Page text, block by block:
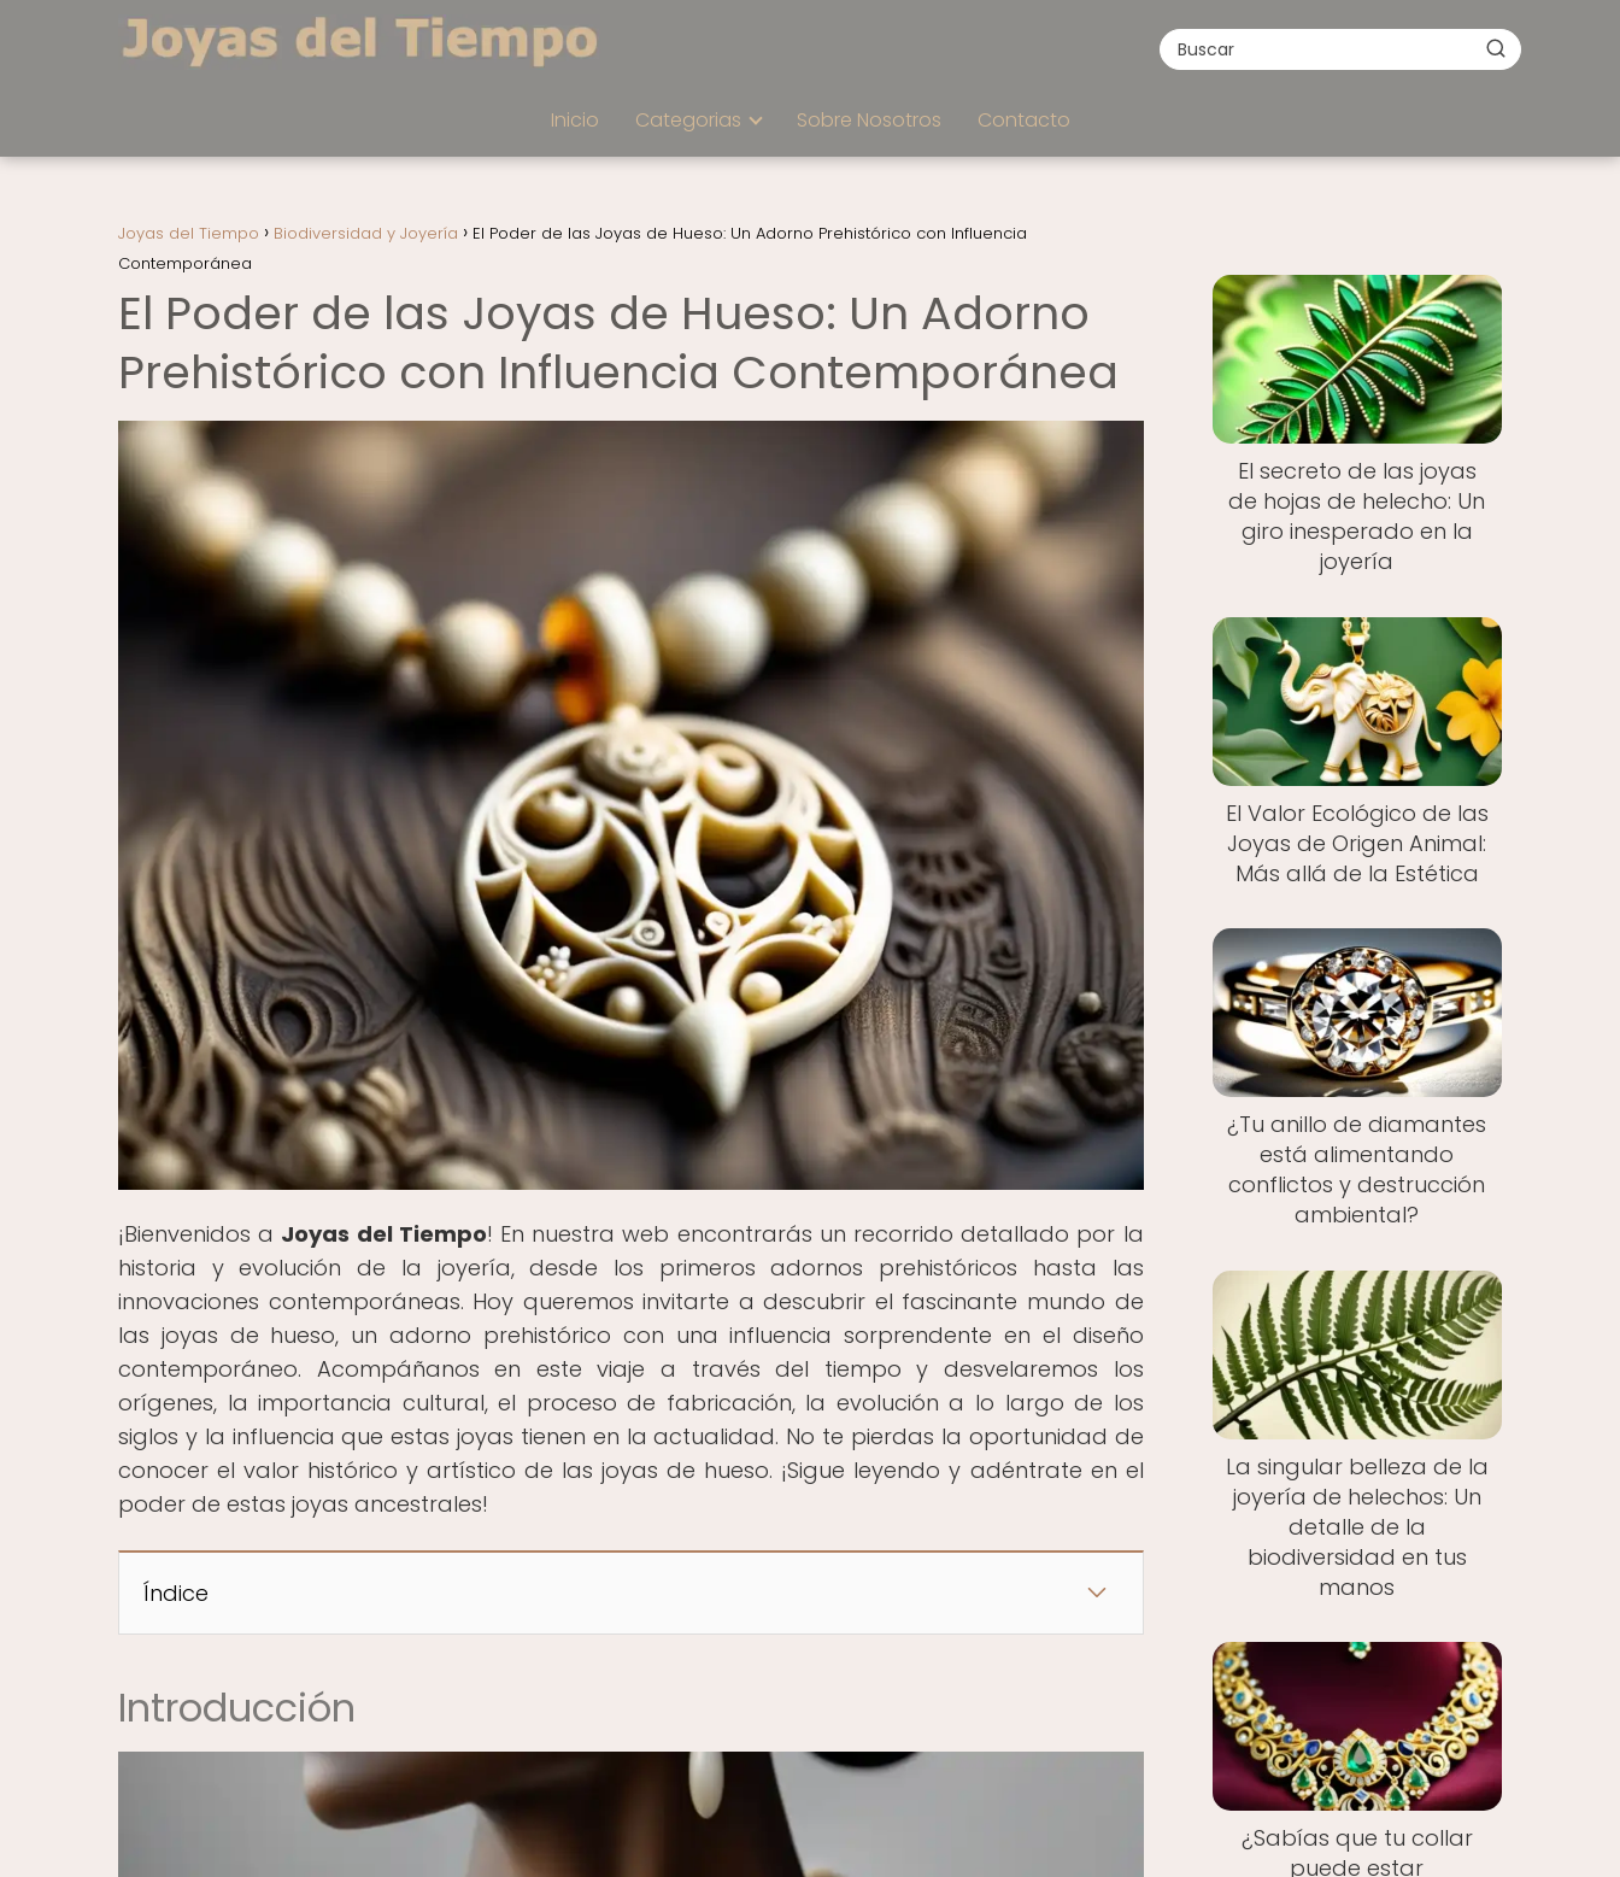
Inicio Categorias Sobre Nosotros Contacto
Joyas del Tiempo Biodiversidad y Joyería
El Poder de las Joyas de Hueso: Un Adorno Prehistórico con Influencia
Contemporánea
El Poder de las Joyas de Hueso: Un Adorno
Prehistórico con Influencia Contemporánea
¡Bienvenidos a Joyas del Tiempo! En nuestra web encontrarás un recorrido detallado por la
historia y evolución de la joyería, desde los primeros adornos prehistóricos hasta las
innovaciones contemporáneas. Hoy queremos invitarte a descubrir el fascinante mundo de
las joyas de hueso, un adorno prehistórico con una influencia sorprendente en el diseño
contemporáneo. Acompáñanos en este viaje a través del tiempo y desvelaremos los
orígenes, la importancia cultural, el proceso de fabricación, la evolución a lo largo de los
siglos y la influencia que estas joyas tienen en la actualidad. No te pierdas la oportunidad de
conocer el valor histórico y artístico de las joyas de hueso. ¡Sigue leyendo y adéntrate en el
poder de estas joyas ancestrales!
Índice
Introducción
El secreto de las joyas
de hojas de helecho: Un
giro inesperado en la
joyería
El Valor Ecológico de las
Joyas de Origen Animal:
Más allá de la Estética
¿Tu anillo de diamantes
está alimentando
conflictos y destrucción
ambiental?
La singular belleza de la
joyería de helechos: Un
detalle de la
biodiversidad en tus
manos
¿Sabías que tu collar
puede estar